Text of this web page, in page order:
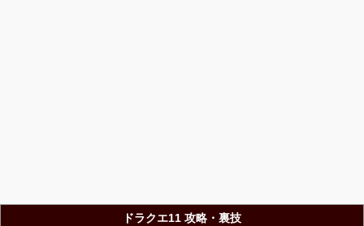
ドラクエ11 攻略・裏技